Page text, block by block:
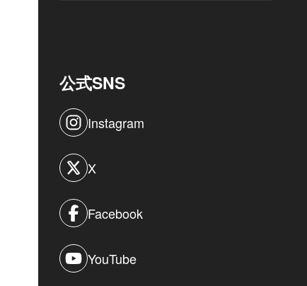
公式SNS
Instagram
X
Facebook
YouTube